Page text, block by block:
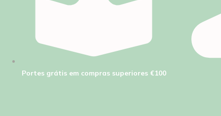
Portes grátis em compras superiores €100